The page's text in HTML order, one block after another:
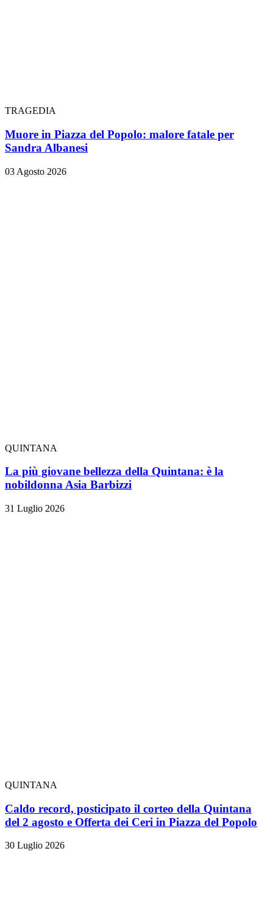
TRAGEDIA
Muore in Piazza del Popolo: malore fatale per
Sandra Albanesi
03 Agosto 2026
QUINTANA
La più giovane bellezza della Quintana: è la
nobildonna Asia Barbizzi
31 Luglio 2026
QUINTANA
Caldo record, posticipato il corteo della Quintana
del 2 agosto e Offerta dei Ceri in Piazza del Popolo
30 Luglio 2026